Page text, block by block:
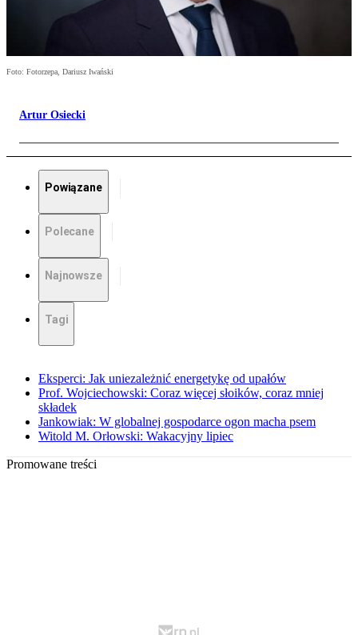
Foto: Fotorzepa, Dariusz Iwański
Artur Osiecki
Powiązane
Polecane
Najnowsze
Tagi
Eksperci: Jak uniezależnić energetykę od upałów
Prof. Wojciechowski: Coraz więcej słoików, coraz mniej
składek
Jankowiak: W globalnej gospodarce ogon macha psem
Witold M. Orłowski: Wakacyjny lipiec
Promowane treści